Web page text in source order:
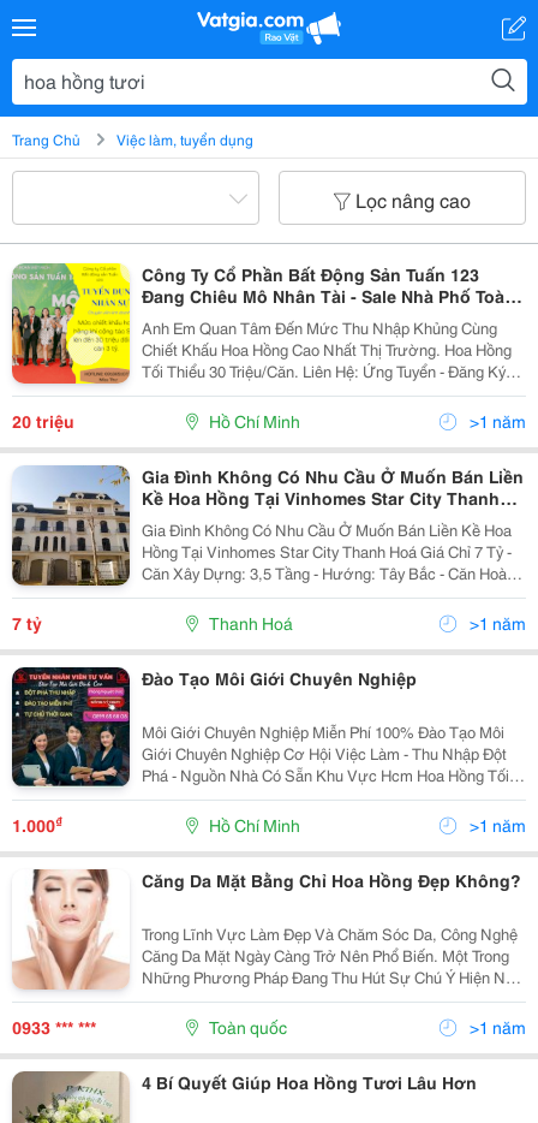
Trang Chủ Việc làm, tuyển dụng
Lọc nâng cao
Công Ty Cổ Phần Bất Động Sản Tuấn 123
Đang Chiêu Mô Nhân Tài - Sale Nhà Phố Toàn
Khu Vực Thành Phố Hồ Chí Minh.
Anh Em Quan Tâm Đến Mức Thu Nhập Khủng Cùng
Chiết Khấu Hoa Hồng Cao Nhất Thị Trường. Hoa Hồng
Tối Thiểu 30 Triệu/Căn. Liên Hệ: Ứng Tuyển - Đăng Ký
Thử Sức Cùng Nghề Môi Giới. Miss Thư - Bộ Phận
20 triệu Hồ Chí Minh >1 năm
Gia Đình Không Có Nhu Cầu Ở Muốn Bán Liền
Kề Hoa Hồng Tại Vinhomes Star City Thanh
Hoá Giá Chỉ 7 Tỷ
Gia Đình Không Có Nhu Cầu Ở Muốn Bán Liền Kề Hoa
Hồng Tại Vinhomes Star City Thanh Hoá Giá Chỉ 7 Tỷ -
Căn Xây Dựng: 3,5 Tầng - Hướng: Tây Bắc - Căn Hoàn
Thiện Mặt Ngoài Thô Bên Trong
7 tỷ Thanh Hoá >1 năm
Đào Tạo Môi Giới Chuyên Nghiệp
Môi Giới Chuyên Nghiệp Miễn Phí 100% Đào Tạo Môi
Giới Chuyên Nghiệp Cơ Hội Việc Làm - Thu Nhập Đột
Phá - Nguồn Nhà Có Sẵn Khu Vực Hcm Hoa Hồng Tối
Thiểu 35,5 Triệu/Căn Chốt. Không Mất Bất Kỳ Chi Phí
Nào, Không Ép Thời Gian. Được Đào Tạo Miễn Phí...
1.000₫ Hồ Chí Minh >1 năm
Căng Da Mặt Bằng Chỉ Hoa Hồng Đẹp Không?
Trong Lĩnh Vực Làm Đẹp Và Chăm Sóc Da, Công Nghệ
Căng Da Mặt Ngày Càng Trở Nên Phổ Biến. Một Trong
Những Phương Pháp Đang Thu Hút Sự Chú Ý Hiện Nay
Là Căng Da Mặt Bằng Chỉ Hoa Hồng . Tại Bệnh Viện
Thẩm Mỹ Ngô Mộng Hùng, Chúng Tôi Cung Cấp Dịch
0933 *** *** Toàn quốc >1 năm
4 Bí Quyết Giúp Hoa Hồng Tươi Lâu Hơn